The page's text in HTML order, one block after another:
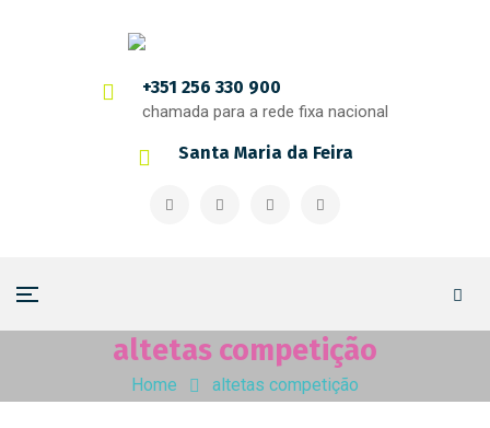
+351 256 330 900
chamada para a rede fixa nacional
Santa Maria da Feira
altetas competição
Home altetas competição